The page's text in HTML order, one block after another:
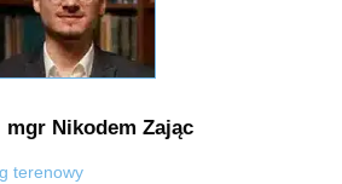
Nikodem Zając
terenowy